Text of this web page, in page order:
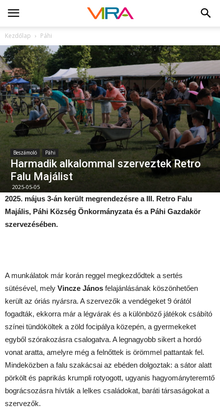
Kezdőlap Páhi
Beszámoló Páhi
Harmadik alkalommal szerveztek Retro
Falu Majálist
2025-05-05
2025. május 3-án került megrendezésre a III. Retro Falu
Majális, Páhi Község Önkormányzata és a Páhi Gazdakör
szervezésében.
A munkálatok már korán reggel megkezdődtek a sertés
sütésével, mely Vincze János felajánlásának köszönhetően
került az óriás nyársra. A szervezők a vendégeket 9 órától
fogadták, ekkorra már a légvárak és a különböző játékok csábító
színei tündököltek a zöld focipálya közepén, a gyermekeket
egyből szórakozásra csalogatva. A legnagyobb sikert a hordó
vonat aratta, amelyre még a felnőttek is örömmel pattantak fel.
Mindeközben a falu szakácsai az ebéden dolgoztak: a sátor alatt
pörkölt és paprikás krumpli rotyogott, ugyanis hagyományteremtő
bográcsozásra hívták a lelkes családokat, baráti társaságokat a
szervezők.